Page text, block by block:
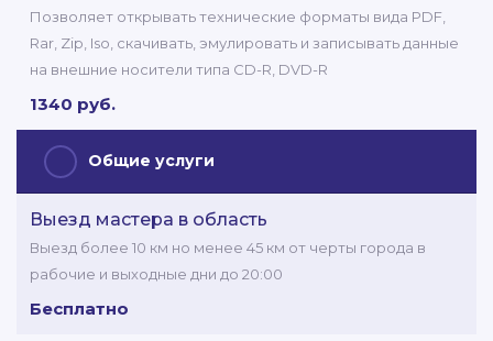
Позволяет открывать технические форматы вида PDF,
Rar, Zip, Iso, скачивать, эмулировать и записывать данные
на внешние носители типа СD-R, DVD-R
1340 руб.
Общие услуги
Выезд мастера в область
Выезд более 10 км но менее 45 км от черты города в
рабочие и выходные дни до 20:00
Бесплатно